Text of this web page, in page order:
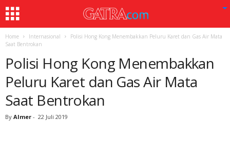
Home Internasional
Polisi Hong Kong Menembakkan Peluru Karet dan Gas Air Mata
Saat Bentrokan
Polisi Hong Kong Menembakkan
Peluru Karet dan Gas Air Mata
Saat Bentrokan
By Almer - 22 Juli 2019